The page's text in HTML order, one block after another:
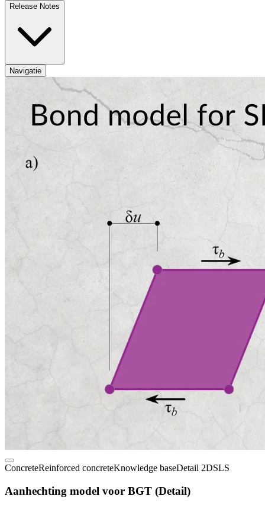
Release Notes
Navigatie
ConcreteReinforced concreteKnowledge baseDetail 2DSLS
Aanhechting model voor BGT (Detail)